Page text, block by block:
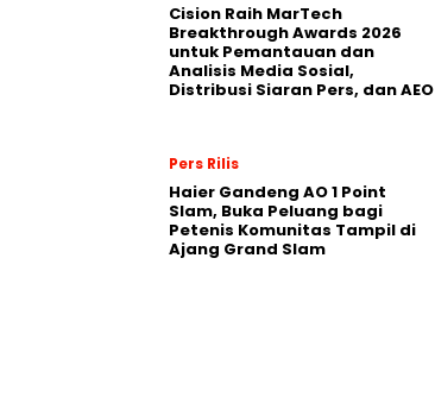
Cision Raih MarTech
Breakthrough Awards 2026
untuk Pemantauan dan
Analisis Media Sosial,
Distribusi Siaran Pers, dan AEO
Pers Rilis
Haier Gandeng AO 1 Point
Slam, Buka Peluang bagi
Petenis Komunitas Tampil di
Ajang Grand Slam